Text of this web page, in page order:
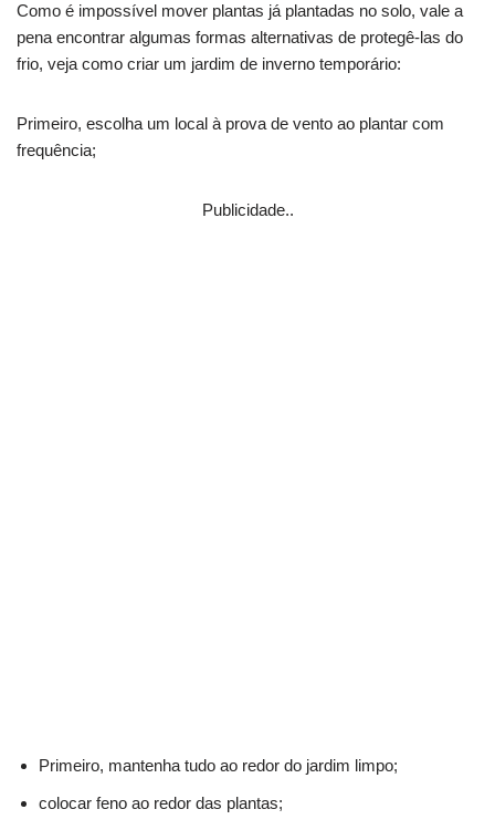
Como é impossível mover plantas já plantadas no solo, vale a
pena encontrar algumas formas alternativas de protegê-las do
frio, veja como criar um jardim de inverno temporário:
Primeiro, escolha um local à prova de vento ao plantar com
frequência;
Publicidade..
Primeiro, mantenha tudo ao redor do jardim limpo;
colocar feno ao redor das plantas;